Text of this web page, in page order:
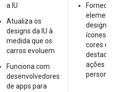
a IU
Atualiza os
designs da IU à
medida que os
carros evoluem
Funciona com
desenvolvedores
de apps para
Fornece
design,
ícones
cores de
ações